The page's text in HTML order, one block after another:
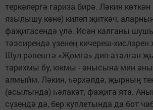
теркәлергә гариза бирә. Ләкин
язылышу көне) килеп җиткәч,
фаҗигасендә үлә. Исән калганы
тәэсирендә үзенең кичереш-
Шул рәвештә «Җомга» дип аталган
тарихмы бу, юкмы - анысына мин
алмыйм. Ләкин, һәрхәлдә, җырның
(асылында) һәлакәт, фаҗига ята.
сүзендә дә, бер куплетында да бот